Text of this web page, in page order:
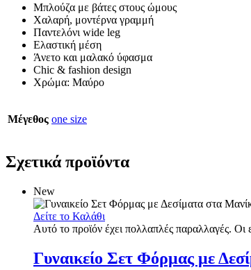
Μπλούζα με βάτες στους ώμους
Χαλαρή, μοντέρνα γραμμή
Παντελόνι wide leg
Ελαστική μέση
Άνετο και μαλακό ύφασμα
Chic & fashion design
Χρώμα: Μαύρο
Μέγεθος one size
Σχετικά προϊόντα
New
Δείτε το Καλάθι
Αυτό το προϊόν έχει πολλαπλές παραλλαγές. Οι
Γυναικείο Σετ Φόρμας με